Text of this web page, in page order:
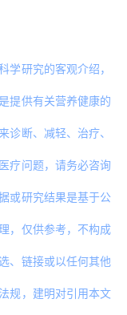
学研究的客观介绍，
提供有关营养健康的
诊断、减轻、治疗、
疗问题，请务必咨询
或研究结果是基于公
，仅供参考，不构成
、链接或以任何其他
规，建明对引用本文